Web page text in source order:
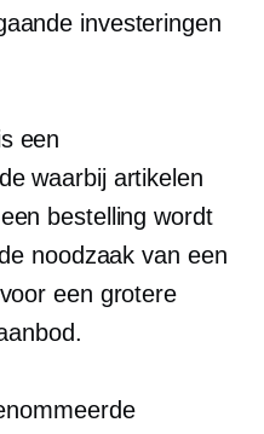
investeringen
een
waarbij artikelen
bestelling wordt
noodzaak van een
een grotere